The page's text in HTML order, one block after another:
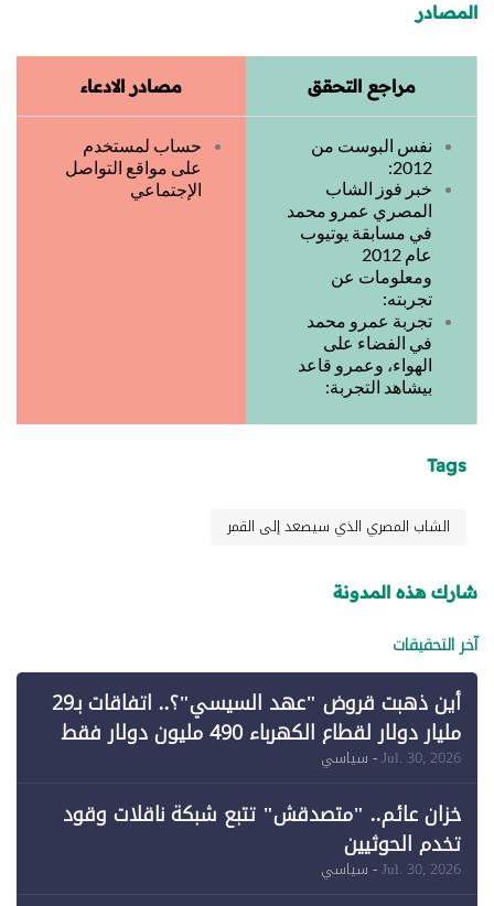
المصادر
مراجع التحقق مصادر الادعاء
نفس البوست من
2012:
خبر فوز الشاب
المصري عمرو محمد
في مسابقة يوتيوب
عام 2012
ومعلومات عن
تجربته:
تجربة عمرو محمد
في الفضاء على
الهواء، وعمرو قاعد
بيشاهد التجربة:
حساب لمستخدم
على مواقع التواصل
الإجتماعي
Tags
الشاب المصري الذي سيصعد إلى القمر
شارك هذه المدونة
آخر التحقيقات
أين ذهبت قروض "عهد السيسي"؟.. اتفاقات بـ29
مليار دولار لقطاع الكهرباء 490 مليون دولار فقط
لـ"الطاقة المتجددة" (1)
Jul. 30, 2026- سياسي
خزان عائم.. "متصدقش" تتبع شبكة ناقلات وقود
تخدم الحوثيين
Jul. 30, 2026- سياسي